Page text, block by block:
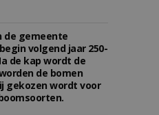
de gemeente
volgend jaar 250-
de kap wordt de
de bomen
gekozen wordt voor